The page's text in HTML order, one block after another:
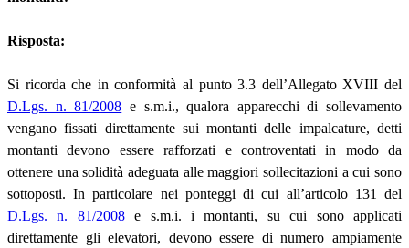
Risposta:
Si ricorda che in conformità al punto 3.3 dell’Allegato XVIII del
D.Lgs. n. 81/2008 e s.m.i., qualora apparecchi di sollevamento
vengano fissati direttamente sui montanti delle impalcature, detti
montanti devono essere rafforzati e controventati in modo da
ottenere una solidità adeguata alle maggiori sollecitazioni a cui sono
sottoposti. In particolare nei ponteggi di cui all’articolo 131 del
D.Lgs. n. 81/2008e s.m.i. i montanti, su cui sono applicati
direttamente gli elevatori, devono essere di numero ampiamente